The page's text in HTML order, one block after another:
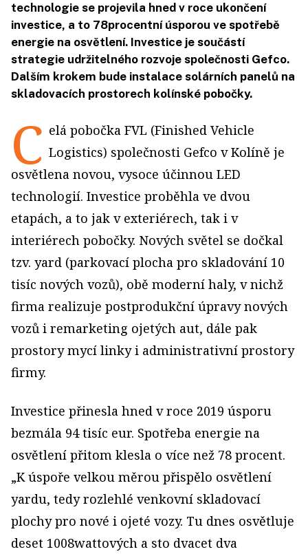
technologie se projevila hned v roce ukončení
investice, a to 78procentní úsporou ve spotřebě
energie na osvětlení. Investice je součástí
strategie udržitelného rozvoje společnosti Gefco.
Dalším krokem bude instalace solárních panelů na
skladovacích prostorech kolínské pobočky.
C elá pobočka FVL (Finished Vehicle
Logistics) společnosti Gefco v Kolíně je
osvětlena novou, vysoce účinnou LED
technologií. Investice proběhla ve dvou
etapách, a to jak v exteriérech, tak i v
interiérech pobočky. Nových světel se dočkal
tzv. yard (parkovací plocha pro skladování 10
tisíc nových vozů), obě moderní haly, v nichž
firma realizuje postprodukční úpravy nových
vozů i remarketing ojetých aut, dále pak
prostory mycí linky i administrativní prostory
firmy.
Investice přinesla hned v roce 2019 úsporu
bezmála 94 tisíc eur. Spotřeba energie na
osvětlení přitom klesla o více než 78 procent.
„K úspoře velkou měrou přispělo osvětlení
yardu, tedy rozlehlé venkovní skladovací
plochy pro nové i ojeté vozy. Tu dnes osvětluje
deset 1008wattových a sto dvacet dva